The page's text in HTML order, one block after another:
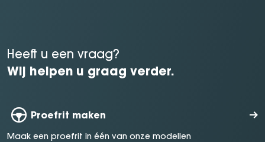
Heeft u een vraag?
Wij helpen u graag verder.
Proefrit maken
Maak een proefrit in één van onze modellen